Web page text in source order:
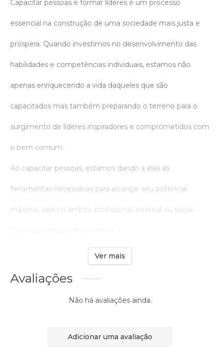
Capacitar pessoas e formar líderes é um processo
essencial na construção de uma sociedade mais justa e
próspera. Quando investimos no desenvolvimento das
habilidades e competências individuais, estamos não
apenas enriquecendo a vida daqueles que são
capacitados mas também preparando o terreno para o
surgimento de líderes inspiradores e comprometidos com
o bem comum.
Ao capacitar pessoas, estamos dando a elas as
ferramentas necessárias para alcançar seu potencial
máximo, seja no âmbito profissional, pessoal ou social.
Ver mais
Avaliações
Não há avaliações ainda.
Adicionar uma avaliação